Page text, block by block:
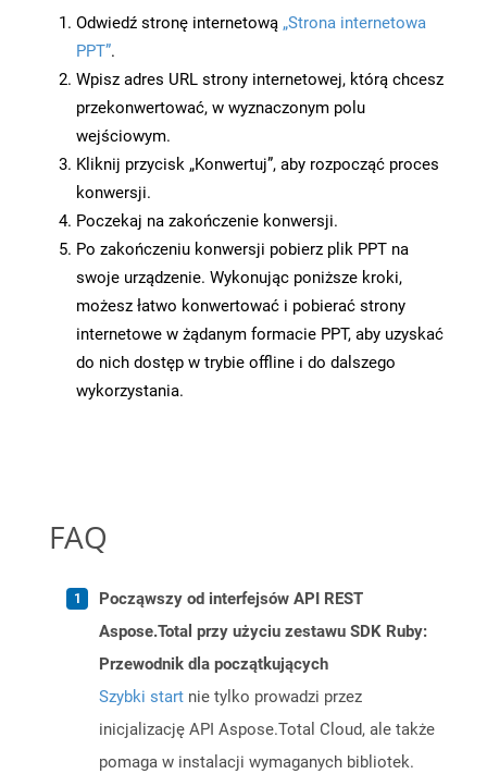
Odwiedź stronę internetową „Strona internetowa
PPT”.
Wpisz adres URL strony internetowej, którą chcesz
przekonwertować, w wyznaczonym polu
wejściowym.
Kliknij przycisk „Konwertuj”, aby rozpocząć proces
konwersji.
Poczekaj na zakończenie konwersji.
Po zakończeniu konwersji pobierz plik PPT na
swoje urządzenie. Wykonując poniższe kroki,
możesz łatwo konwertować i pobierać strony
internetowe w żądanym formacie PPT, aby uzyskać
do nich dostęp w trybie offline i do dalszego
wykorzystania.
FAQ
Począwszy od interfejsów API REST
Aspose.Total przy użyciu zestawu SDK Ruby:
Przewodnik dla początkujących
Szybki start nie tylko prowadzi przez
inicjalizację API Aspose.Total Cloud, ale także
pomaga w instalacji wymaganych bibliotek.